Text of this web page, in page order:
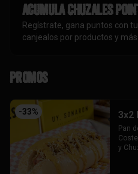
AcumulaChuzales
Regístrate, gana puntos con
canjealos por productos y más
Promos
-33% 3x2
Pan
y